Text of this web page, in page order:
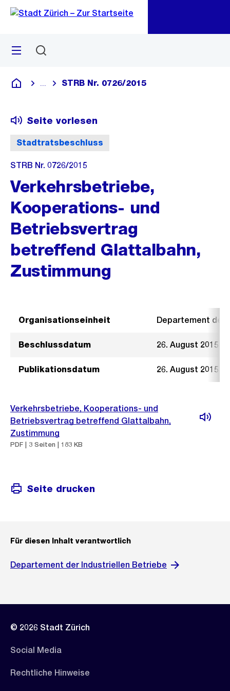
Navigation
Sprunglink
Menü
Deutsch
Blende alle Breadcrumbs ein
STRB Nr. 0726/2015
Stadtratsbeschluss
Seite vorlesen
STRB Nr. 0726/2015
Verkehrsbetriebe,
Kooperations- und
Betriebsvertrag
betreffend Glattalbahn,
Zustimmung
Organisationseinheit Departement der
Beschlussdatum 26. August 2015
Publikationsdatum 26. August 2015
Verkehrsbetriebe, Kooperations- und
Betriebsvertrag betreffend Glattalbahn,
Zustimmung
PDF | 3 Seiten | 183 KB
Seite drucken
Für diesen Inhalt verantwortlich
Departement der Industriellen Betriebe
© 2026 Stadt Zürich
Social Media
Rechtliche Hinweise